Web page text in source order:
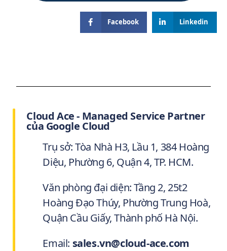
Facebook Linkedin
Cloud Ace - Managed Service Partner
của Google Cloud
Trụ sở: Tòa Nhà H3, Lầu 1, 384 Hoàng
Diệu, Phường 6, Quận 4, TP. HCM.
Văn phòng đại diện: Tầng 2, 25t2
Hoàng Đạo Thúy, Phường Trung Hoà,
Quận Cầu Giấy, Thành phố Hà Nội.
Email: sales.vn@cloud-ace.com